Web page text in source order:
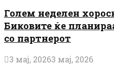
Голем неделен
Биковите ќе
со партнерот
3 мај, 20263 мај, 2026